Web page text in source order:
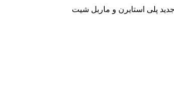
پلی استایرن و ماربل شیت